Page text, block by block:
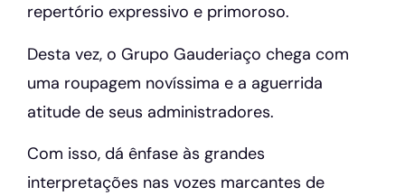
repertório expressivo e primoroso.
Desta vez, o Grupo Gauderiaço chega com
uma roupagem novíssima e a aguerrida
atitude de seus administradores.
Com isso, dá ênfase às grandes
interpretações nas vozes marcantes de